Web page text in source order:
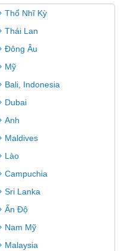
Thổ Nhĩ Kỳ
Thái Lan
Đông Âu
Mỹ
Bali, Indonesia
Dubai
Anh
Maldives
Lào
Campuchia
Sri Lanka
Ấn Độ
Nam Mỹ
Malaysia